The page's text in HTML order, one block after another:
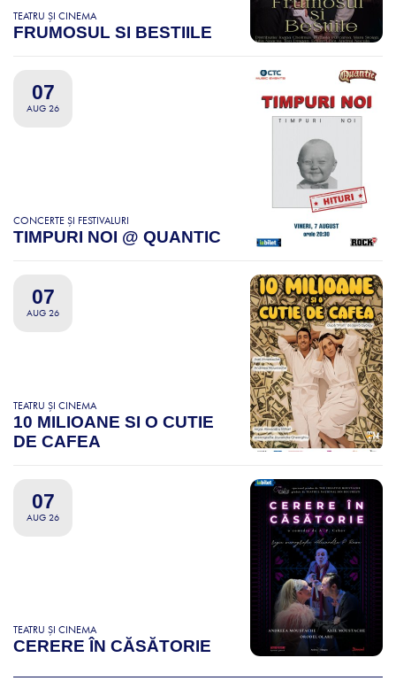
TEATRU ȘI CINEMA
FRUMOSUL SI BESTIILE
07
AUG 26
CONCERTE ȘI FESTIVALURI
TIMPURI NOI @ QUANTIC
07
AUG 26
TEATRU ȘI CINEMA
10 MILIOANE SI O CUTIE
DE CAFEA
07
AUG 26
TEATRU ȘI CINEMA
CERERE ÎN CĂSĂTORIE